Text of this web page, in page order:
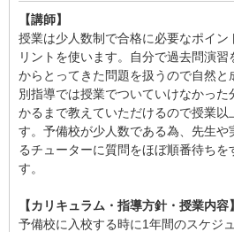
【講師】
授業は少人数制で合格に必要なポイ
リントを使います。自分で過去問演
からとってきた問題を扱うので自然と
別指導では授業でついていけなかっ
かるまで教えていただけるので授業以
す。予備校が少人数である為、先生
るチューターに質問をほぼ順番待ちを
す。
【カリキュラム・指導方針・授業内容】
予備校に入校する時に1年間のスケジ